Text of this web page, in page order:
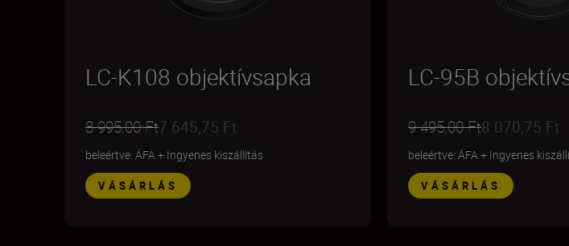
LC-K108 objektívsapka
8 995,00 Ft7 645,75 Ft
beleértve: ÁFA+ Ingyenes kiszállítás
VÁSÁRLÁS
LC-95B
9 495,00 Ft8 070,75 Ft
beleértve: ÁFA+ Ingyenes
VÁSÁRLÁS